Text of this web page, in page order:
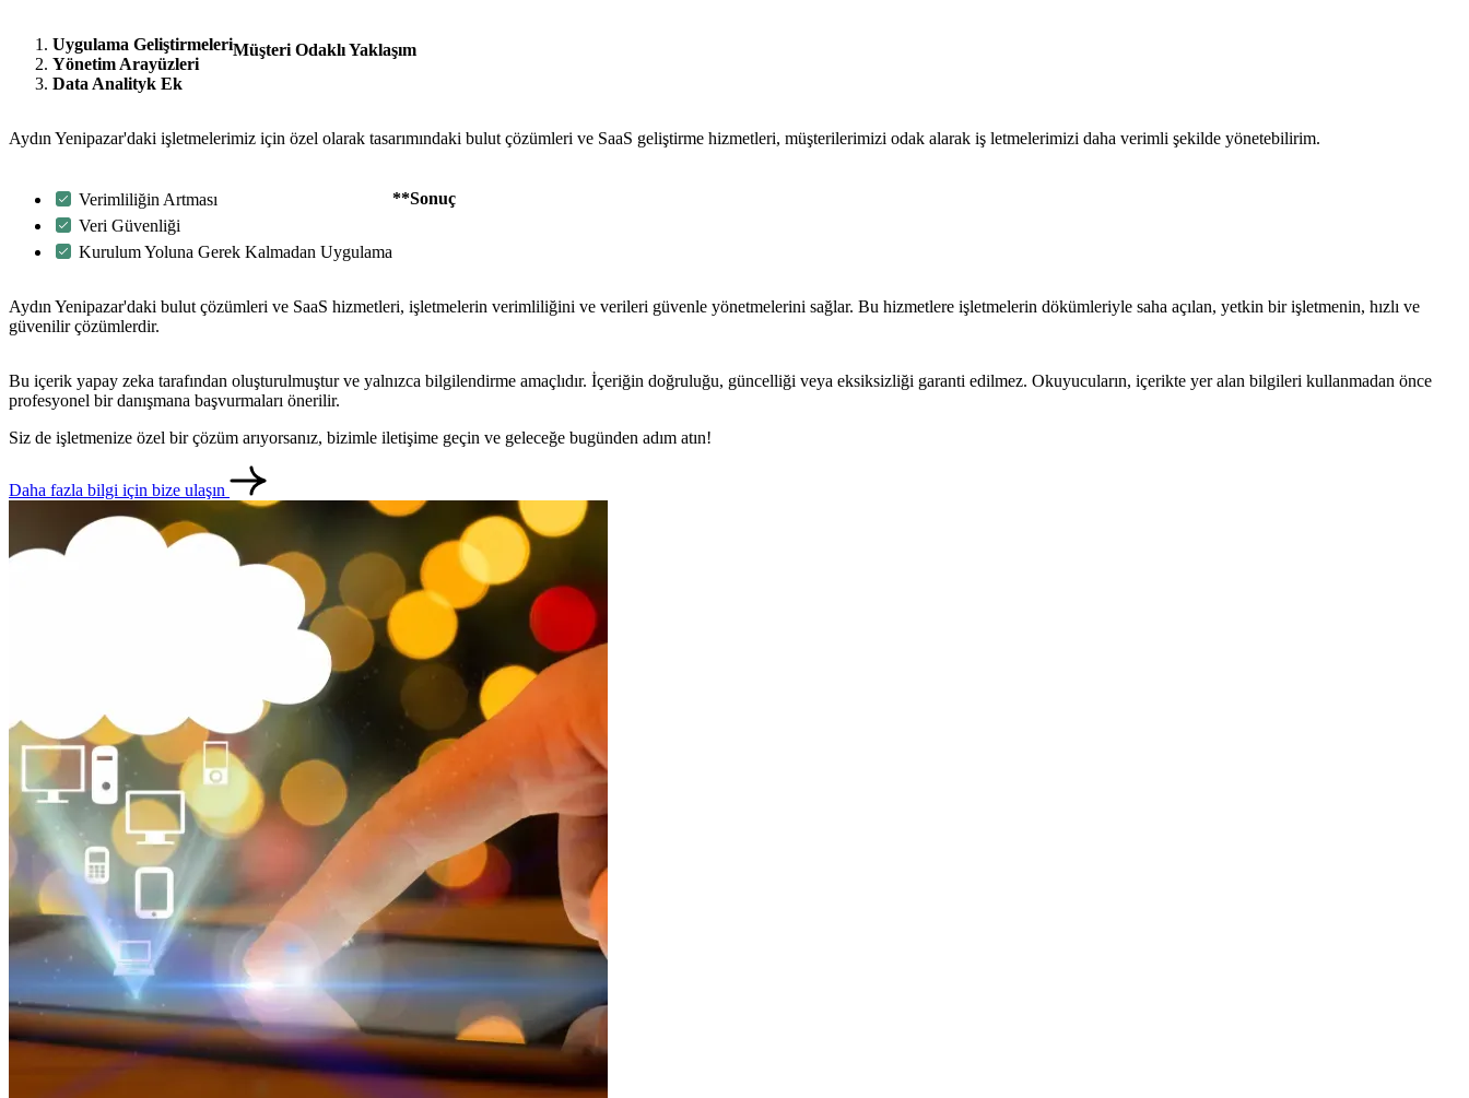
Uygulama Geliştirmeleri
Yönetim Arayüzleri
Data Analityk Ek
Müşteri Odaklı Yaklaşım
Aydın Yenipazar'daki işletmelerimiz için özel olarak tasarımındaki bulut çözümleri ve SaaS geliştirme hizmetleri, müşterilerimizi odak alarak iş letmelerimizi daha verimli şekilde yönetebilirim.
Verimliliğin Artması
Veri Güvenliği
Kurulum Yoluna Gerek Kalmadan Uygulama
**Sonuç
Aydın Yenipazar'daki bulut çözümleri ve SaaS hizmetleri, işletmelerin verimliliğini ve verileri güvenle yönetmelerini sağlar. Bu hizmetlere işletmelerin dökümleriyle saha açılan, yetkin bir işletmenin, hızlı ve
güvenilir çözümlerdir.
Bu içerik yapay zeka tarafından oluşturulmuştur ve yalnızca bilgilendirme amaçlıdır. İçeriğin doğruluğu, güncelliği veya eksiksizliği garanti edilmez. Okuyucuların, içerikte yer alan bilgileri kullanmadan önce
profesyonel bir danışmana başvurmaları önerilir.
Siz de işletmenize özel bir çözüm arıyorsanız, bizimle iletişime geçin ve geleceğe bugünden adım atın!
Daha fazla bilgi için bize ulaşın